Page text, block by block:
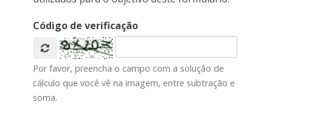
Código de verificação
Por favor, preencha o campo com a solução de
cálculo que você vê na imagem, entre subtração e
soma.